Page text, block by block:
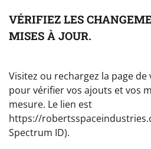
VÉRIFIEZ LES
MISES À JOUR.
Visitez ou rechargez la page
pour vérifier vos ajouts et vos
mesure. Le lien est
https://
Spectrum ID).